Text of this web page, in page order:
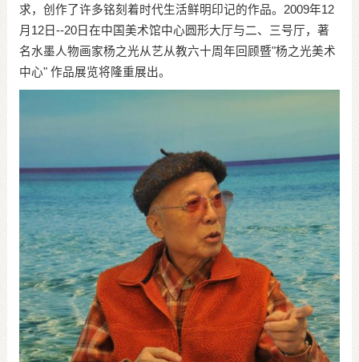
求，创作了许多铭刻着时代生活鲜明印记的作品。2009年12
月12日--20日在中国美术馆中心圆形大厅与二、三号厅，著
名水墨人物画家杨之光从艺从教六十周年回顾暨"杨之光美术
中心" 作品展览将隆重展出。